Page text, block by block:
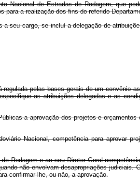
Nacional de Estradas de Rodagem, que
para a realização dos fins do referido
seu cargo, se incluí a delegação de
pelas bases gerais de um convênio
as atribuições delegadas e as
a aprovação dos projetos e
Nacional, competência para aprovar
Rodagem e ao seu Diretor Geral
não envolvam desapropriações judiciais.
confirmar-lhe, ou não, a aprovação.